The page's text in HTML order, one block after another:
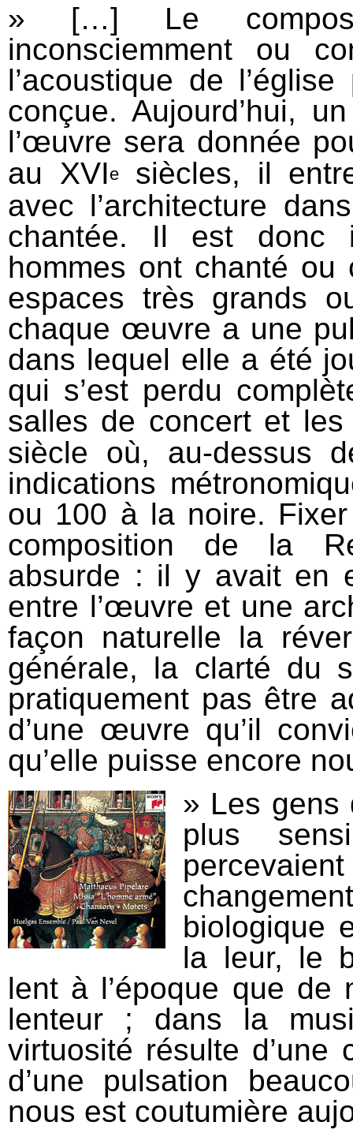
» […] Le
inconsciemment ou
l’acoustique de
conçue. Aujourd’hui,
l’œuvre sera donnée
au XVIesiècles, il
avec l’architecture
chantée. Il est donc
hommes ont chanté
espaces très grands
chaque œuvre a une
dans lequel elle a été
qui s’est perdu
salles de concert et
siècle où, au‐dessus
indications
ou 100 à la noire.
composition de la
absurde : il y avait en
entre l’œuvre et une
façon naturelle la
générale, la clarté du
pratiquement pas être
d’une œuvre qu’il
qu’elle puisse encore
» Les gens
plus
biologique
la leur, le
lent à l’époque que de
lenteur ; dans la
virtuosité résulte d’une
d’une pulsation
nous est coutumière